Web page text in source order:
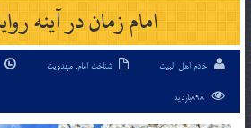
امام زمان در آينه
خادم اهل البیت شناخت امام, مهدویت